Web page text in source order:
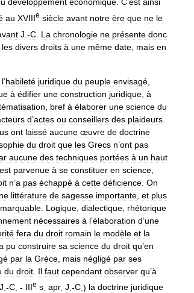
développement économique. C’est ainsi
au XVIIIe siècle avant notre ère que ne le
J .-C La chronologie ne présente donc
les divers droits à une même date mais en
l’habileté juridique du peuple envisagé
à édifier une construction juridique à
bref à élaborer une science du
d’actes ou conseillers des plaideurs
ont laissé aucune œuvre de doctrine
du droit que les Grecs n’ont pas
aucune des techniques portées à un haut
est parvenue à se constituer en science
n’a pas échappé à cette déficience On
littérature de sagesse importante et plus
Logique dialectique rhétorique
nécessaires à l’élaboration d’une
fera du droit romain le modèle et la
pu construire sa science du droit qu’en
par la Grèce mais négligé par ses
du droit Il faut cependant observer qu’à
J .-C . - IIIe s apr. J .-C .) la doctrine juridique